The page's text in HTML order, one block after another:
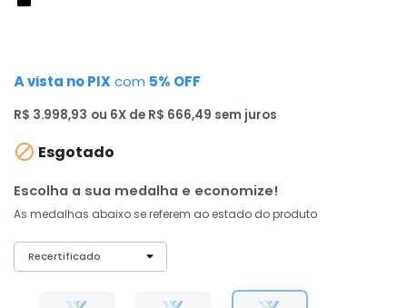
À vista no PIX com 5% OFF
R$ 3.998,93 ou 6X de R$ 666,49 sem juros
 Esgotado
Escolha a sua medalha e economize!
As medalhas abaixo se referem ao estado do produto